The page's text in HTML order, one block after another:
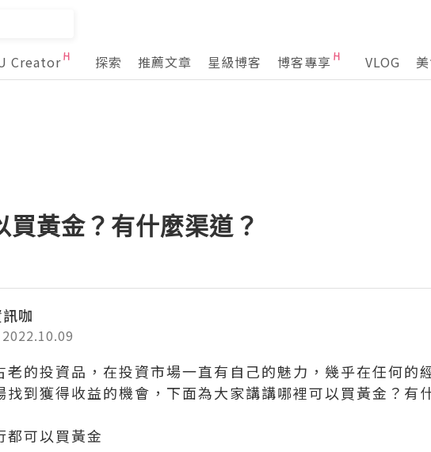
Creator 探索 推薦文章 星級博客 博客專享 VLOG
買黃金？有什麼渠道？
咖
老的投資品，在投資市場一直有自己的魅力，幾乎在任何的
找到獲得收益的機會，下面為大家講講哪裡可以買黃金？有
都可以買黃金